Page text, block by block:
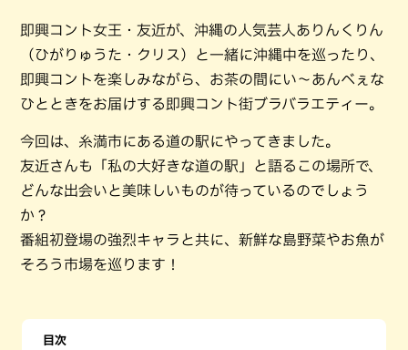
即興コント女王・友近が、沖縄の人気芸人ありんくりん
（ひがりゅうた・クリス）と一緒に沖縄中を巡ったり、
即興コントを楽しみながら、お茶の間にい～あんべぇな
ひとときをお届けする即興コント街ブラバラエティー。
今回は、糸満市にある道の駅にやってきました。
友近さんも「私の大好きな道の駅」と語るこの場所で、
どんな出会いと美味しいものが待っているのでしょう
か？
番組初登場の強烈キャラと共に、新鮮な島野菜やお魚が
そろう市場を巡ります！
目次